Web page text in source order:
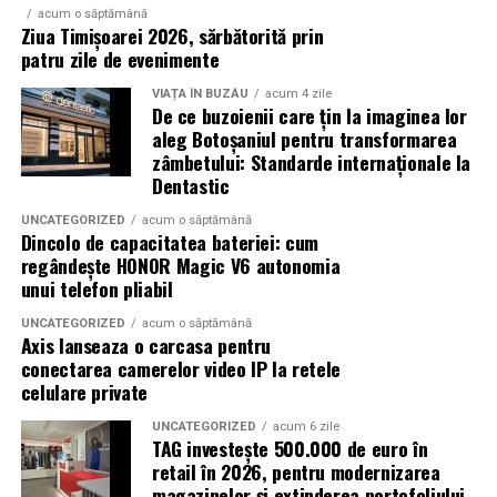
Ceasul oferă și o analiză detaliată a nivelului de energie
al organismului, pe baza unor indicatori precum ritmul
cardiac, variabilitatea ritmului cardiac (HRV), somnul și
nivelul de stres. Luând în calcul aceste date, dar și
factori precum condițiile meteo sau ciclul menstrual,
HONOR Watch 6 poate sugera perioade de odihnă,
activitate fizică sau exerciții de respirație, pentru
susținerea unei rutine mai echilibrate.
Astfel, funcțiile avansate de monitorizare sportivă sunt
completate de instrumente dedicate sănătății și stării de
bine, pentru o experiență care continuă și dincolo de
antrenament.
Disponibilitate
HONOR Watch 6 este disponibil în România în
variantele de culoare Twilight Brown și Shadow Black, la
acum o săptămână
Ziua Timișoarei 2026, sărbătorită prin
patru zile de evenimente
VIAȚA ÎN BUZĂU acum 4 zile
De ce buzoienii care țin la imaginea lor
aleg Botoșaniul pentru transformarea
zâmbetului: Standarde internaționale la
Dentastic
UNCATEGORIZED acum o săptămână
Dincolo de capacitatea bateriei: cum
regândește HONOR Magic V6 autonomia
unui telefon pliabil
UNCATEGORIZED acum o săptămână
Axis lanseaza o carcasa pentru
conectarea camerelor video IP la retele
celulare private
UNCATEGORIZED acum 6 zile
TAG investește 500.000 de euro în
retail în 2026, pentru modernizarea